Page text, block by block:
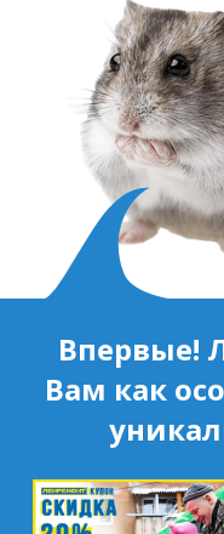
м. Удельная
пр. Энгельса,
Промзона
область,
м.
ул.
Впервые!
Вам как